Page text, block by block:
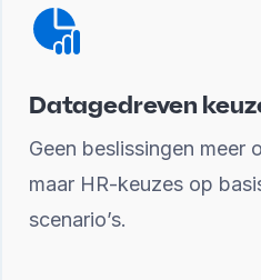
Datagedreven
Geen beslissingen meer
maar HR-keuzes op
scenario’s.